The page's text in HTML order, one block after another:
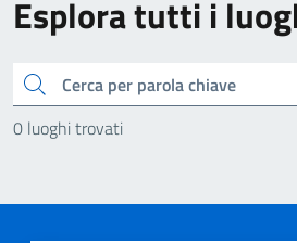
Esplora tutti i
Cerca
0 luoghi trovati